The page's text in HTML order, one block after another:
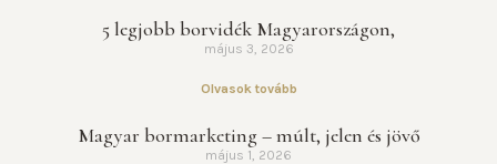
5 legjobb borvidék Magyarországon,
május 3, 2026
Olvasok tovább
Magyar bormarketing – múlt, jelen és jövő
május 1, 2026